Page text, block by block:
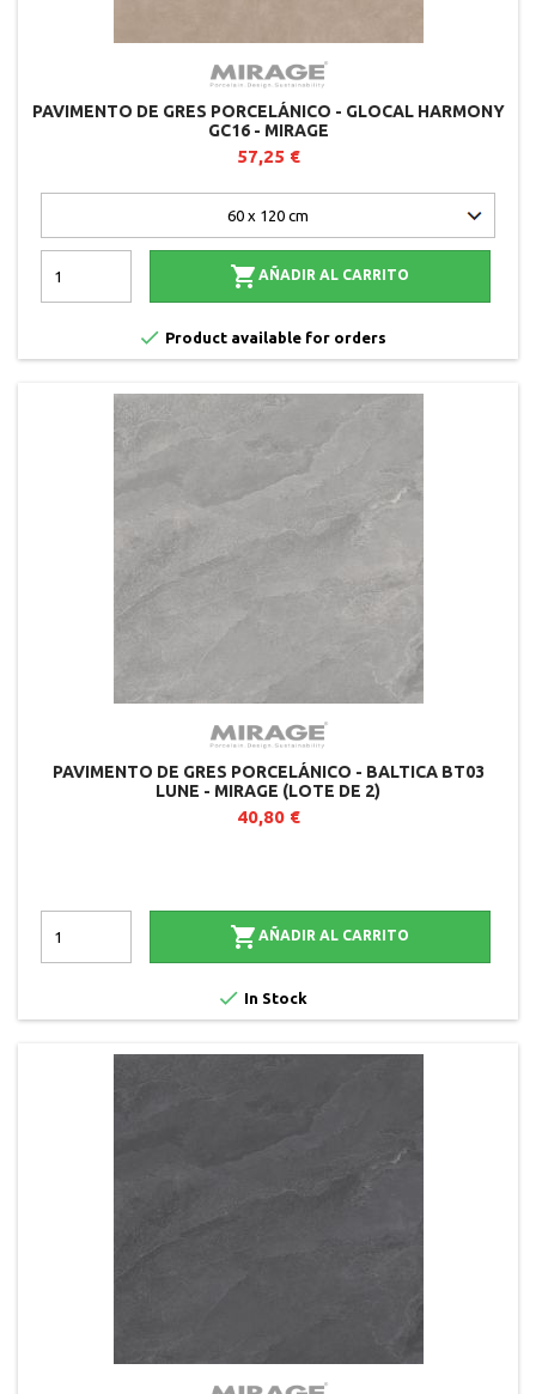
PAVIMENTO DE GRES PORCELÁNICO - GLOCAL HARMONY
GC16 - MIRAGE
57,25 €
 AÑADIR AL CARRITO
 Product available for orders
PAVIMENTO DE GRES PORCELÁNICO - BALTICA BT03
LUNE - MIRAGE (LOTE DE 2)
40,80 €
 AÑADIR AL CARRITO
 In Stock